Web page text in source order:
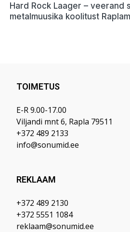
TOIMETUS
E-R 9.00-17.00
Viljandi mnt 6, Rapla 79511
+372 489 2133
info@sonumid.ee
REKLAAM
+372 489 2130
+372 5551 1084
reklaam@sonumid.ee